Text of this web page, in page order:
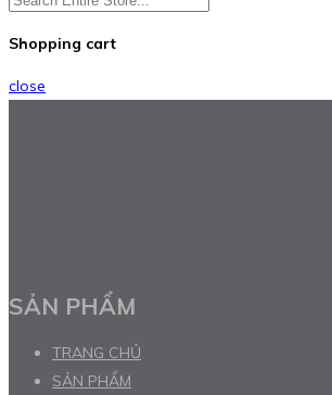
Shopping cart
close
SẢN PHẨM
TRANG CHỦ
SẢN PHẨM